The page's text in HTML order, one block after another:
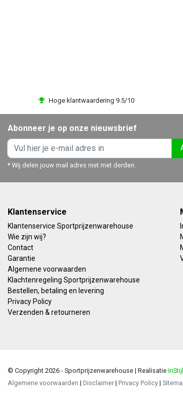
Hoge klantwaardering 9.5/10
Abonneer je op onze nieuwsbrief
* Wij delen jouw mail adres niet met derden.
Klantenservice
Klantenservice Sportprijzenwarehouse
Wie zijn wij?
Contact
Garantie
Algemene voorwaarden
Klachtenregeling Sportprijzenwarehouse
Bestellen, betaling en levering
Privacy Policy
Verzenden & retourneren
© Copyright 2026 - Sportprijzenwarehouse | Realisatie
Algemene voorwaarden | Disclaimer | Privacy Policy |